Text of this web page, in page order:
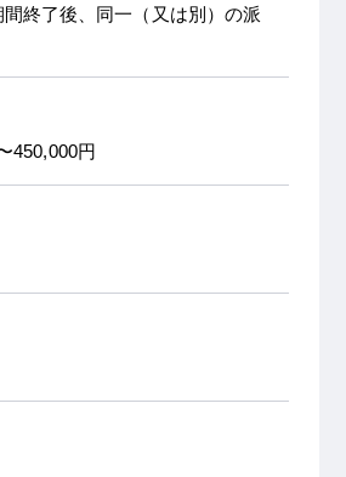
終了後、同一（又は別）の派
450,000円